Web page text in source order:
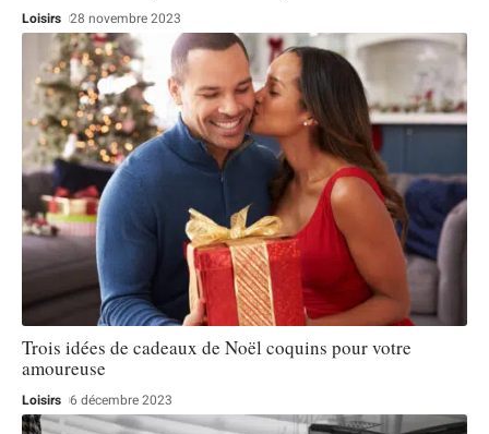
Loisirs 28 novembre 2023
Trois idées de cadeaux de Noël coquins pour votre
amoureuse
Loisirs 6 décembre 2023